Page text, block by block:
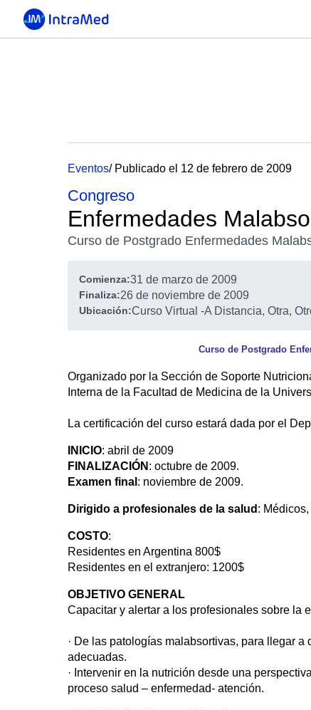
Eventos/ Publicado el 12 de febrero de 2009
Congreso
Enfermedades
Curso de Postgrado Enfermedades
Comienza:31 de marzo de 2009
Finaliza:26 de noviembre de 2009
Ubicación:Curso Virtual -A Distancia, Otra,
Curso de Postgrado
Organizado por la Sección de Soporte
Interna de la Facultad de Medicina de la
La certificación del curso estará dada por el
INICIO: abril de 2009
FINALIZACIÓN : octubre de 2009.
Examen final : noviembre de 2009.
Dirigido a profesionales de la salud :
COSTO:
Residentes en Argentina 800$
Residentes en el extranjero: 1200$
OBJETIVO GENERAL
Capacitar y alertar a los profesionales sobre la
· De las patologías malabsortivas, para llegar
adecuadas.
· Intervenir en la nutrición desde una
proceso salud – enfermedad- atención.